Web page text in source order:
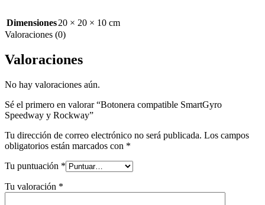
Dimensiones20 × 20 × 10 cm
Valoraciones (0)
Valoraciones
No hay valoraciones aún.
Sé el primero en valorar “Botonera compatible SmartGyro
Speedway y Rockway”
Tu dirección de correo electrónico no será publicada. Los campos
obligatorios están marcados con *
Tu puntuación *
Tu valoración *